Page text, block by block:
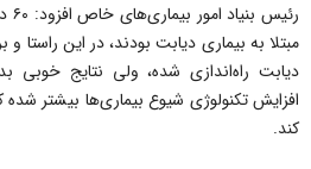
دیابت راه‌اندازی شده، ولی نتایج خوبی
افزایش تکنولوژی شیوع بیماری‌ها بیشتر شده
کند.